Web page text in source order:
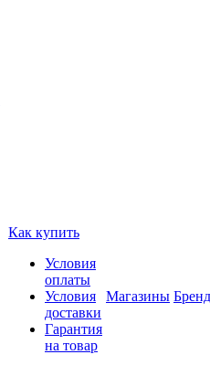
Как купить
Условия
оплаты
Условия
доставки
Гарантия
на товар
Магазины